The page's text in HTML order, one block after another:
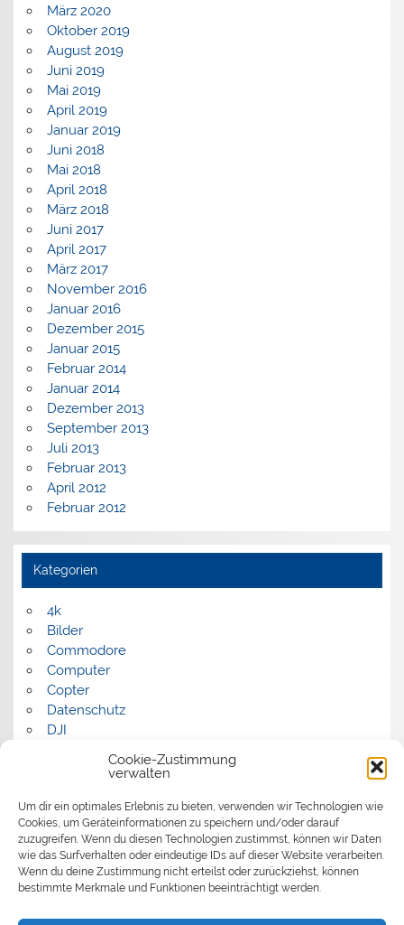
Cookie-Zustimmung
verwalten
Um dir ein optimales Erlebnis zu bieten, verwenden wir Technologien wie
Cookies, um Geräteinformationen zu speichern und/oder darauf
zuzugreifen. Wenn du diesen Technologien zustimmst, können wir Daten
wie das Surfverhalten oder eindeutige IDs auf dieser Website verarbeiten.
Wenn du deine Zustimmung nicht erteilst oder zurückziehst, können
bestimmte Merkmale und Funktionen beeinträchtigt werden.
März 2020
Oktober 2019
August 2019
Juni 2019
Mai 2019
April 2019
Januar 2019
Juni 2018
Mai 2018
April 2018
März 2018
Juni 2017
April 2017
März 2017
November 2016
Januar 2016
Dezember 2015
Januar 2015
Februar 2014
Januar 2014
Dezember 2013
September 2013
Juli 2013
Februar 2013
April 2012
Februar 2012
Kategorien
4k
Bilder
Commodore
Computer
Copter
Datenschutz
DJI
Panorama
Politik
Retrocomputer
Uncategorized
Video